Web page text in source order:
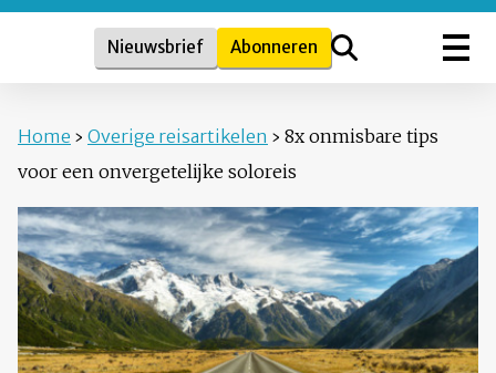
Nieuwsbrief Abonneren
Home › Overige reisartikelen › 8x onmisbare tips
voor een onvergetelijke soloreis